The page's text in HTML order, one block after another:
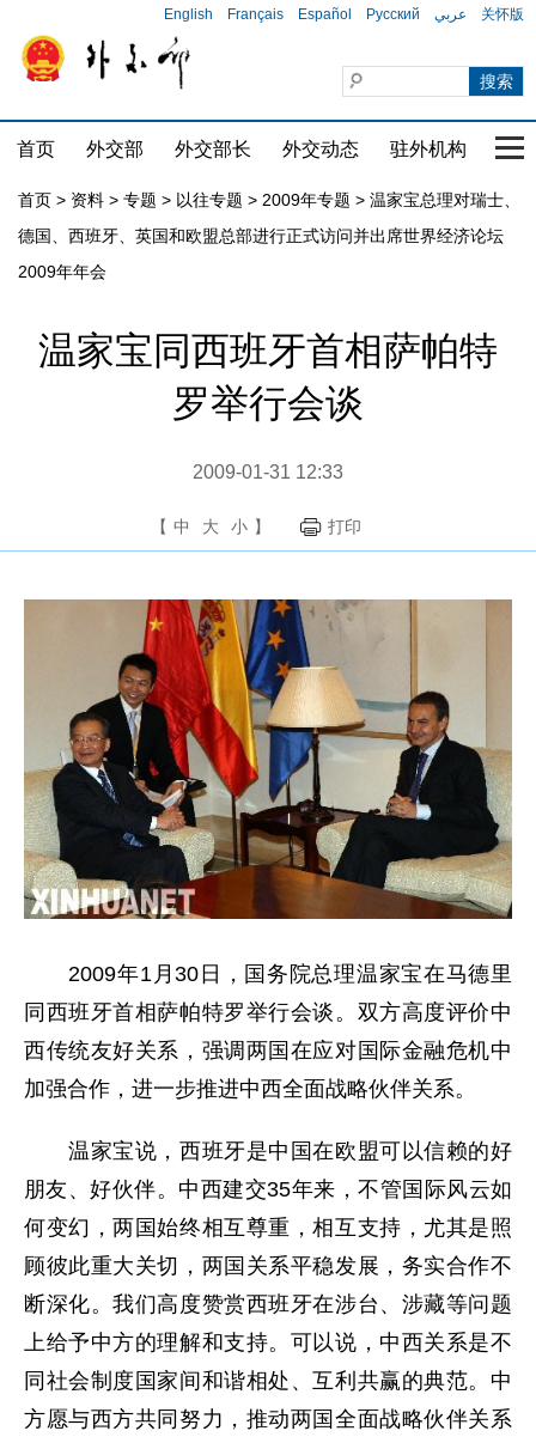
English Français Español Русский عربي 关怀版
首页 外交部 外交部长 外交动态 驻外机构 国
首页 > 资料 > 专题 > 以往专题 > 2009年专题 > 温家宝总理对瑞士、
德国、西班牙、英国和欧盟总部进行正式访问并出席世界经济论坛
2009年年会
温家宝同西班牙首相萨帕特
罗举行会谈
2009-01-31 12:33
【 中 大 小 】 打印
2009年1月30日，国务院总理温家宝在马德里
同西班牙首相萨帕特罗举行会谈。双方高度评价中
西传统友好关系，强调两国在应对国际金融危机中
加强合作，进一步推进中西全面战略伙伴关系。
温家宝说，西班牙是中国在欧盟可以信赖的好
朋友、好伙伴。中西建交35年来，不管国际风云如
何变幻，两国始终相互尊重，相互支持，尤其是照
顾彼此重大关切，两国关系平稳发展，务实合作不
断深化。我们高度赞赏西班牙在涉台、涉藏等问题
上给予中方的理解和支持。可以说，中西关系是不
同社会制度国家间和谐相处、互利共赢的典范。中
方愿与西方共同努力，推动两国全面战略伙伴关系